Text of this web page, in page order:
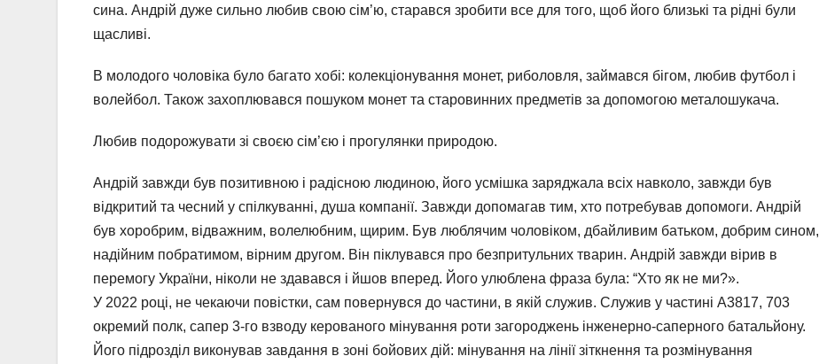
сина. Андрій дуже сильно любив свою сім’ю, старався зробити все для того, щоб його близькі та рідні були
щасливі.
В молодого чоловіка було багато хобі: колекціонування монет, риболовля, займався бігом, любив футбол і
волейбол. Також захоплювався пошуком монет та старовинних предметів за допомогою металошукача.
Любив подорожувати зі своєю сім’єю і прогулянки природою.
Андрій завжди був позитивною і радісною людиною, його усмішка заряджала всіх навколо, завжди був
відкритий та чесний у спілкуванні, душа компанії. Завжди допомагав тим, хто потребував допомоги. Андрій
був хоробрим, відважним, волелюбним, щирим. Був люблячим чоловіком, дбайливим батьком, добрим сином,
надійним побратимом, вірним другом. Він піклувався про безпритульних тварин. Андрій завжди вірив в
перемогу України, ніколи не здавався і йшов вперед. Його улюблена фраза була: “Хто як не ми?».
У 2022 році, не чекаючи повістки, сам повернувся до частини, в якій служив. Служив у частині А3817, 703
окремий полк, сапер 3-го взводу керованого мінування роти загороджень інженерно-саперного батальйону.
Його підрозділ виконував завдання в зоні бойових дій: мінування на лінії зіткнення та розмінування